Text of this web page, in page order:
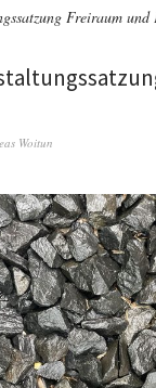
Freiraum
Woitun